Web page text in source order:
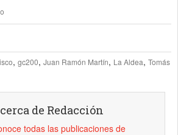
, gc200, Juan Ramón Martín, La Aldea, Tomás
de Redacción
todas las publicaciones de